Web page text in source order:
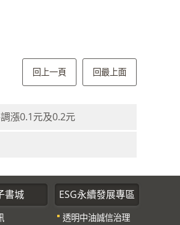
回上一頁 回最上面
漲0.1元及0.2元
書城 ESG永續發展專區
透明中油誠信治理